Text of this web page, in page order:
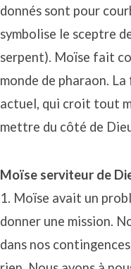
donnés sont pour
symbolise le sceptre
serpent). Moïse fait
monde de pharaon.
actuel, qui croit tout
mettre du côté de
Moïse serviteur de
1. Moïse avait un
donner une mission.
dans nos